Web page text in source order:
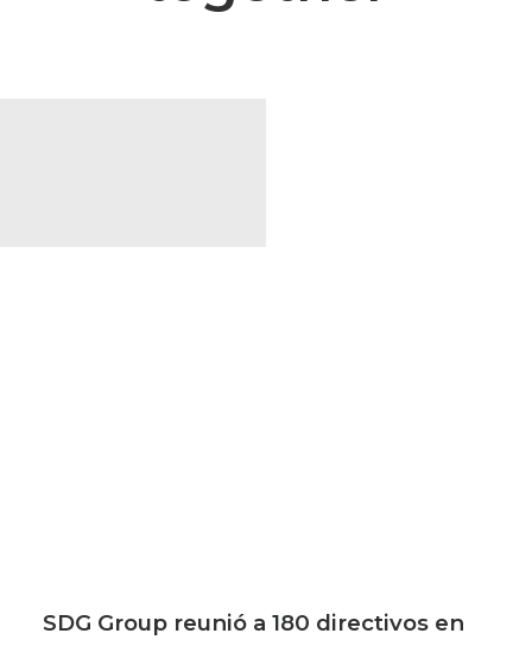
SDG Group reunió a 180 directivos en